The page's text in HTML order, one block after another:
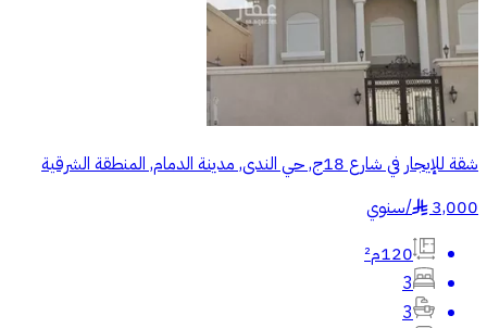
شقة للإيجار في شارع 18ج, حي الندى, مدينة الدمام, المنطقة الشرقية
3,000
§
/سنوي
120م²
3
3